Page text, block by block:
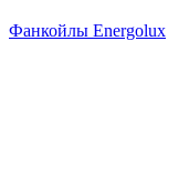
Фанкойлы Energolux